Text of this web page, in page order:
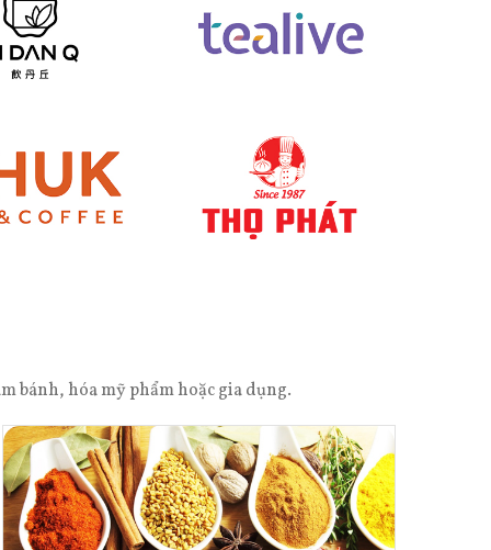
bánh, hóa mỹ phẩm hoặc gia dụng.